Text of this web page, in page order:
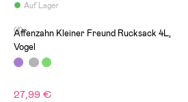
Auf Lager
(1)
Affenzahn Kleiner Freund Rucksack 4L,
Vogel
27,99 €